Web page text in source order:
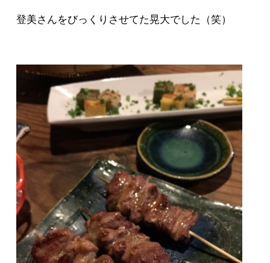
登美さんをびっくりさせてた晃大でした（笑）